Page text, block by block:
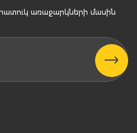
առաջարկների մասին